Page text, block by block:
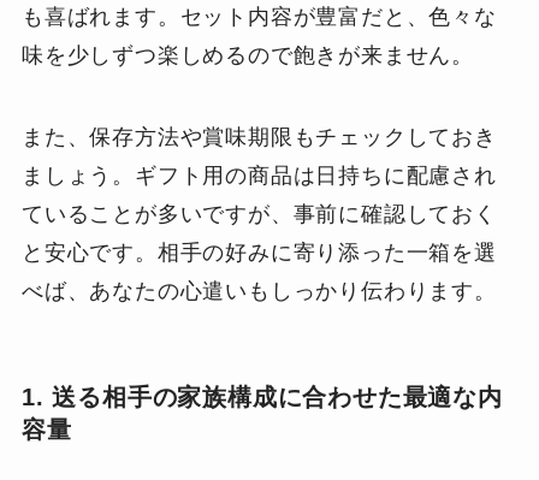
も喜ばれます。セット内容が豊富だと、色々な
味を少しずつ楽しめるので飽きが来ません。
また、保存方法や賞味期限もチェックしておき
ましょう。ギフト用の商品は日持ちに配慮され
ていることが多いですが、事前に確認しておく
と安心です。相手の好みに寄り添った一箱を選
べば、あなたの心遣いもしっかり伝わります。
1. 送る相手の家族構成に合わせた最適な内
容量